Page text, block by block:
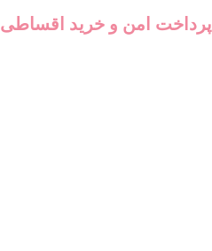
پرداخت امن و خرید اقساطی